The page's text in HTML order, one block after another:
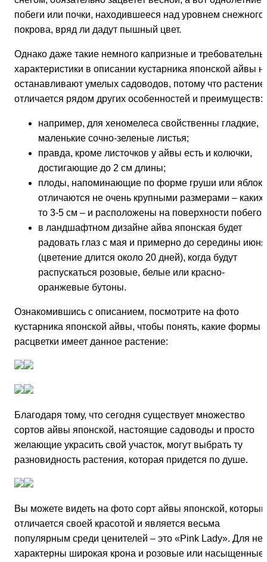
побеги или почки, находившееся над уровнем снежного
покрова, вряд ли дадут пышный цвет.
Однако даже такие немного капризные и
характеристики в описании кустарника японской айвы
останавливают умелых садоводов, потому что растение
отличается рядом других особенностей и преимуществ:
например, для хеномелеса свойственны гладкие,
маленькие сочно-зеленые листья;
правда, кроме листочков у айвы есть и колючки,
достигающие до 2 см длины;
плоды, напоминающие по форме груши или
отличаются не очень крупными размерами – каких-
то 3-5 см – и расположены на поверхности
в ландшафтном дизайне айва японская будет
радовать глаз с мая и примерно до середины июня
(цветение длится около 20 дней), когда будут
распускаться розовые, белые или красно-
оранжевые бутоны.
Ознакомившись с описанием, посмотрите на фото
кустарника японской айвы, чтобы понять, какие формы
расцветки имеет данное растение:
Благодаря тому, что сегодня существует множество
сортов айвы японской, настоящие садоводы и просто
желающие украсить свой участок, могут выбрать ту
разновидность растения, которая придется по душе.
Вы можете видеть на фото сорт айвы японской, который
отличается своей красотой и является весьма
популярным среди ценителей – это «Pink Lady». Для
характерны широкая крона и розовые или насыщенные